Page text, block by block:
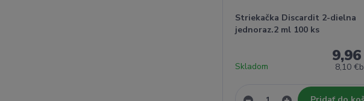
Striekačka Discardit 2-dielna
jednoraz.2 ml 100 ks
8,10 €
Skladom